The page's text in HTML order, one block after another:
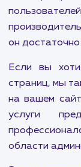
карту с
верстать
также
действий
лечением
различных
сервера
CMS.